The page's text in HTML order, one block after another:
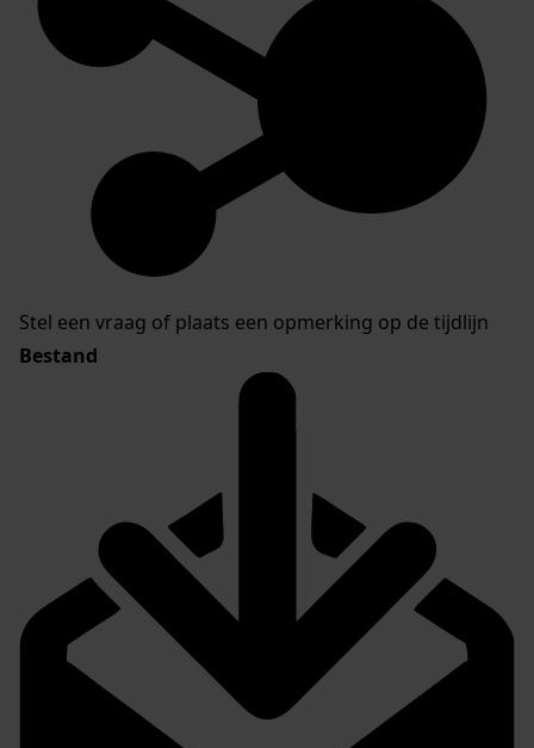
Stel een vraag of plaats een opmerking op de tijdlijn
Bestand